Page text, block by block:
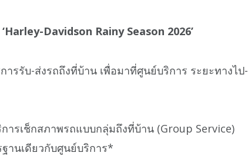
Harley-Davidson Rainy Season 2026’
ารรับ-ส่งรถถึงที่บ้าน เพื่อมาที่ศูนย์บริการ ระยะทางไป-
ารเช็กสภาพรถแบบกลุ่มถึงที่บ้าน (Group Service)
านเดียวกับศูนย์บริการ*